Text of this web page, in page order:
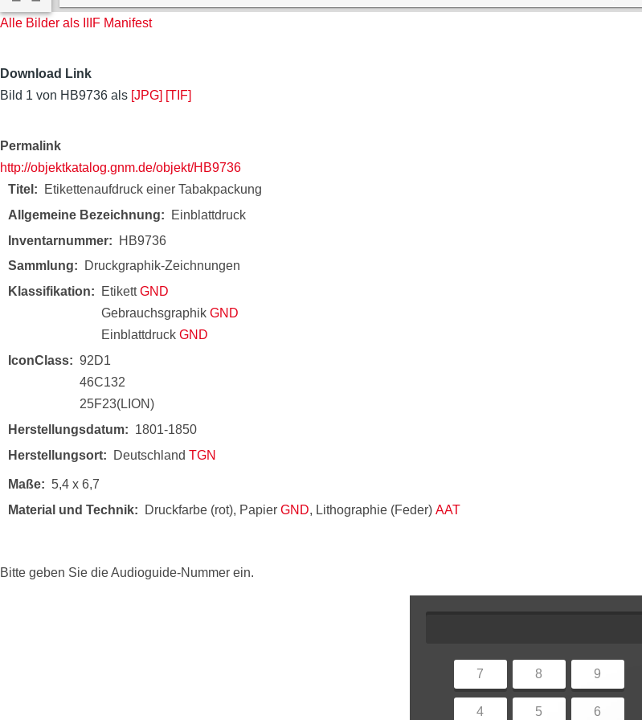
Alle Bilder als IIIF Manifest
Download Link
Bild 1 von HB9736 als [JPG] [TIF]
Permalink
http://objektkatalog.gnm.de/objekt/HB9736
Titel
Etikettenaufdruck einer Tabakpackung
Allgemeine Bezeichnung
Einblattdruck
Inventarnummer
HB9736
Sammlung
Druckgraphik-Zeichnungen
Klassifikation
EtikettGND
Gebrauchsgraphik GND
Einblattdruck GND
IconClass
92D1
46C132
25F23(LION)
Herstellungsdatum
1801-1850
Herstellungsort
Deutschland TGN
Maße
5,4 x 6,7
Material und Technik
Druckfarbe (rot), Papier GND, Lithographie (Feder) AAT
Bitte geben Sie die Audioguide-Nummer ein.
7 8 9
4 5 6